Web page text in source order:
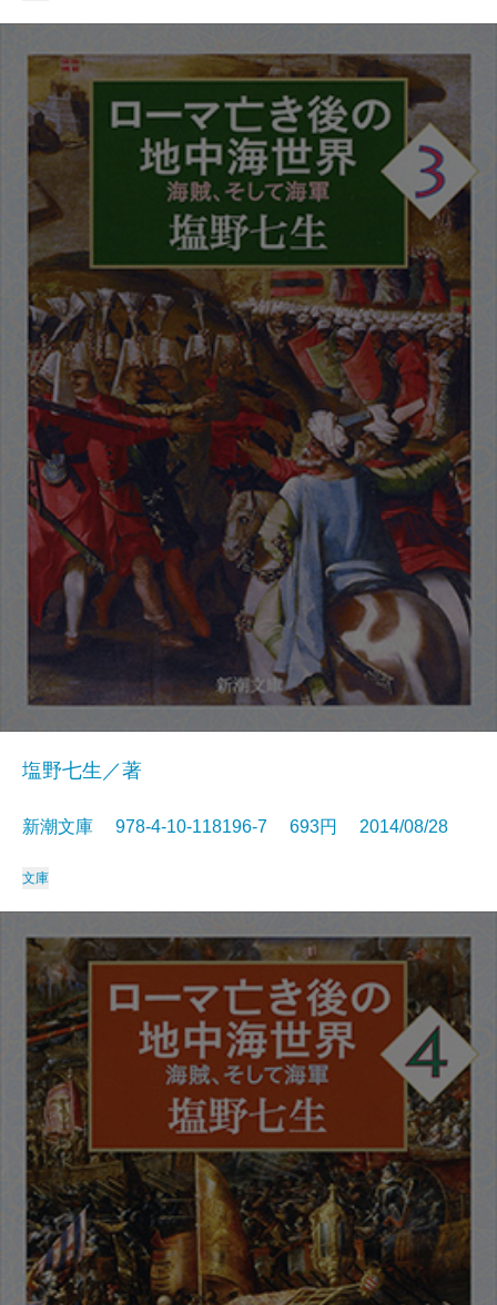
塩野七生／著
新潮文庫 978-4-10-118196-7 693円 2014/08/28
文庫